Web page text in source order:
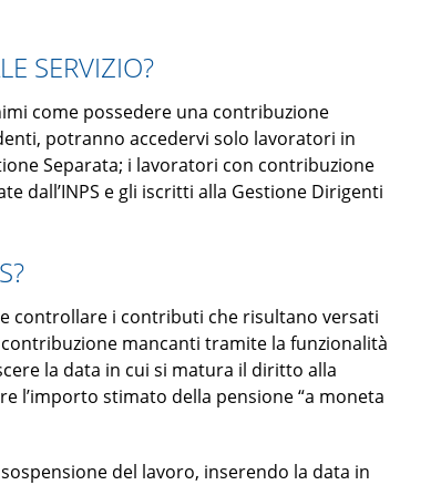
SERVIZIO?
come possedere una contribuzione
potranno accedervi solo lavoratori in
Separata; i lavoratori con contribuzione
dall’INPS e gli iscritti alla Gestione Dirigenti
controllare i contributi che risultano versati
mancanti tramite la funzionalità
la data in cui si matura il diritto alla
l’importo stimato della pensione “a moneta
del lavoro, inserendo la data in